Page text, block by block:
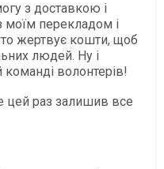
з доставкою і
моїм перекладом і
жертвує кошти, щоб
людей. Ну і
волонтерів!
цей раз залишив все